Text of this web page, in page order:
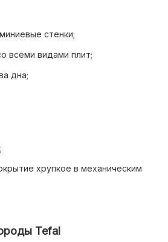
стенки;
всеми видами плит;
дна;
чистое покрытие из
хрупкое в механическим
Tefal